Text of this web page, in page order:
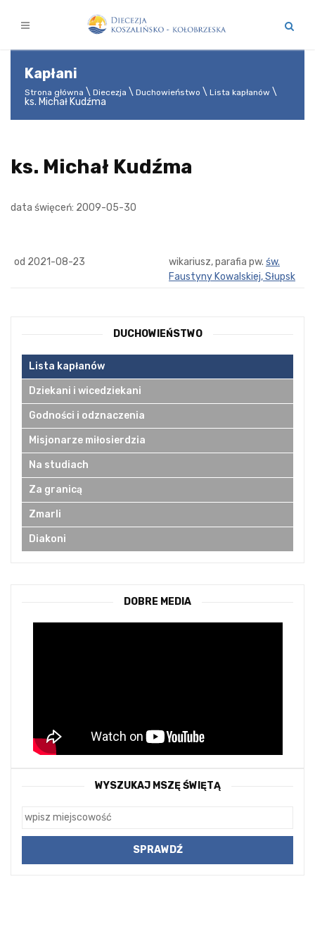
Kapłani
Strona główna Diecezja Duchowieństwo Lista kapłanów
ks. Michał Kudźma
ks. Michał Kudźma
data święceń: 2009-05-30
od 2021-08-23 wikariusz, parafia pw. św.
Faustyny Kowalskiej, Słupsk
DUCHOWIEŃSTWO
Lista kapłanów
Dziekani i wicedziekani
Godności i odznaczenia
Misjonarze miłosierdzia
Na studiach
Za granicą
Zmarli
Diakoni
DOBRE MEDIA
WYSZUKAJ MSZĘ ŚWIĘTĄ